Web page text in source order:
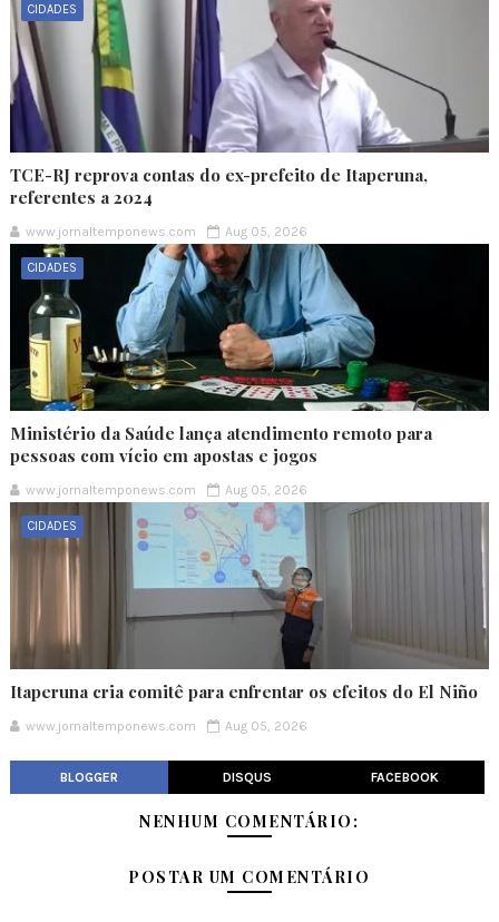
CIDADES
TCE-RJ reprova contas do ex-prefeito de Itaperuna,
referentes a 2024
www.jornaltemponews.com Aug 05, 2026
CIDADES
Ministério da Saúde lança atendimento remoto para
pessoas com vício em apostas e jogos
www.jornaltemponews.com Aug 05, 2026
CIDADES
Itaperuna cria comitê para enfrentar os efeitos do El Niño
www.jornaltemponews.com Aug 05, 2026
BLOGGER DISQUS FACEBOOK
NENHUM COMENTÁRIO:
POSTAR UM COMENTÁRIO